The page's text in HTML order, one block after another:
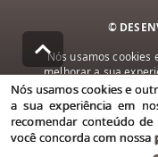
©
Nós usamos cookies
melhorar a sua
publicidade e
nossos serviços, você
Política de
Nós usamos cookies e
a sua experiência em
recomendar conteúdo de
você concorda com nossa